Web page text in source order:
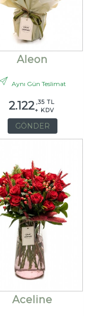
Aleon
Aynı Gün Teslimat
2.122 ,35 TL
+ KDV
GÖNDER
Aceline